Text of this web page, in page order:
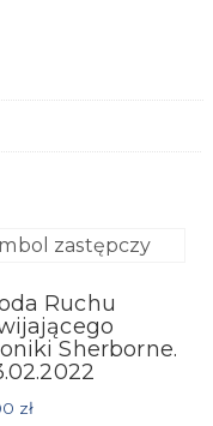
Ruchu
Sherborne.
zł